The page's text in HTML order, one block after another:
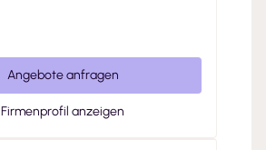
Angebote anfragen
Firmenprofil anzeigen